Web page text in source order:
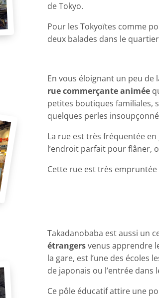
de Tokyo.
Pour les Tokyoïtes comme
deux balades dans le
En vous éloignant un peu
rue commerçante animée
petites boutiques familiales,
quelques perles
La rue est très fréquentée
l’endroit parfait pour flâner,
Cette rue est très
Takadanobaba est aussi un
étrangersvenus apprendre
la gare, est l’une des écoles
de japonais ou l’entrée dans
Ce pôle éducatif attire une